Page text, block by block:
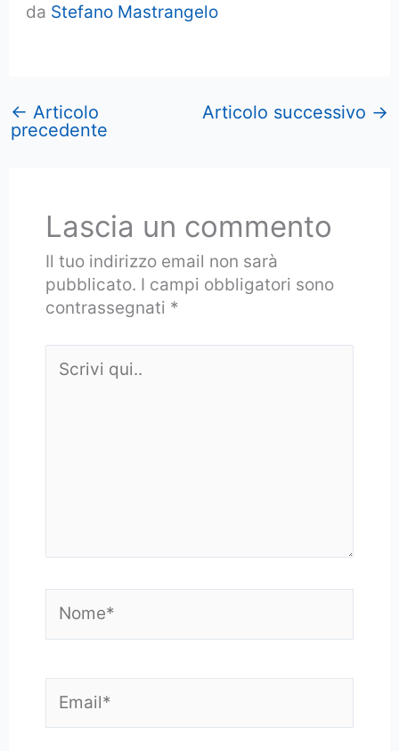
da Stefano Mastrangelo
← Articolo
precedente
Articolo successivo →
Lascia un commento
Il tuo indirizzo email non sarà
pubblicato. I campi obbligatori sono
contrassegnati *
qui..